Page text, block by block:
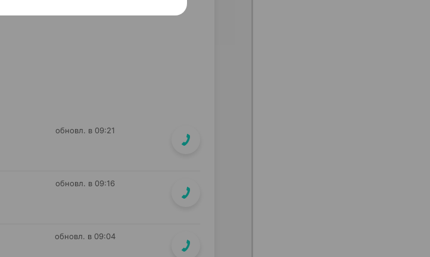
обновл. в 09:21
обновл. в 09:16
обновл. в 09:04